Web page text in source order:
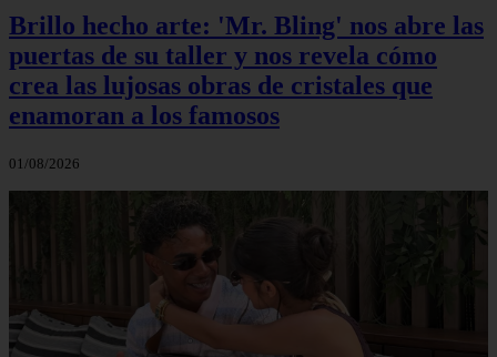
Brillo hecho arte: 'Mr. Bling' nos abre las
puertas de su taller y nos revela cómo
crea las lujosas obras de cristales que
enamoran a los famosos
01/08/2026